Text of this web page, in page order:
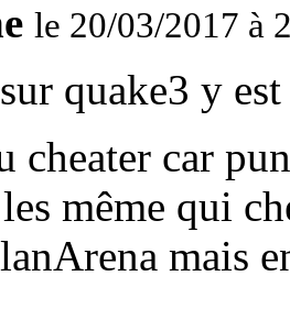
le 20/03/2017 à
quake3 y
cheater car
même qui
mais